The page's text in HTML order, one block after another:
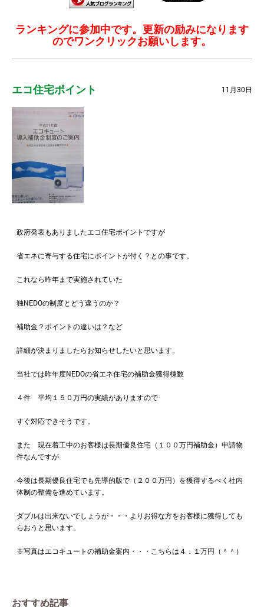
ランキングに参加中です。更新の励みになります
のでワンクリックお願いします。
エコ住宅ポイント 11月30日
政府発表もありましたエコ住宅ポイントですが
省エネに寄与する住宅にポイントが付く？との事です。
これなら昨年まで実施されていた
独NEDOの制度とどう違うのか？
補助金？ポイントの違いは？など
詳細が決まりましたらお知らせしたいと思います。
当社では昨年度NEDOの省エネ住宅の補助金獲得棟数
４件 平均１５０万円の実績がありますので
すぐ対応できそうです。
また 現在着工中のお客様は長期優良住宅（１００万円補助金）申請物
件なんですが
今後は長期優良住宅でも先導的版で（２００万円）を獲得するべく社内
体制の整備を進めています。
ダブルは出来ないでしょうが・・・よりお得な方をお客様に獲得しても
らおうと思います。
※写真はエコキュートの補助金案内・・・こちらは４．１万円（＾＾）
おすすめ記事